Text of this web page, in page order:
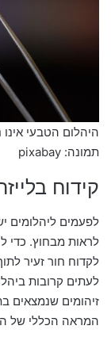
היהלום הטבעי
תמונה: pixabay
קידוח
לפעמים ליהלומים
לראות מבחוץ. כדי
לקדוח חור זעיר
לעתים קרובות
זיהומים שנמצאים
המראה הכללי של